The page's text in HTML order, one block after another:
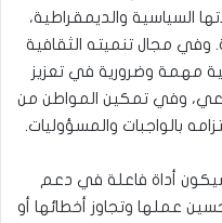
السياسية والديمقراطية،
وفي مجال تنميته الثقافية
مهمة وضرورية في تعزيز
وفي تمكين المواطن من
بالواجبات والمسؤوليات.
أداة فاعلة في دعم
عملها وتجاوز أخطائها أو